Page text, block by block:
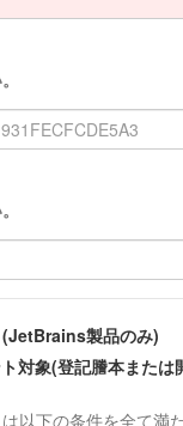
(JetBrains製品のみ)
対象(登記謄本また
以下の条件を全て